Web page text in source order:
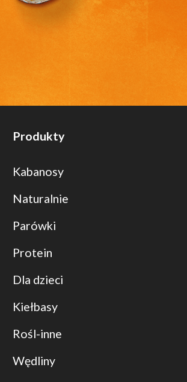
Produkty
Kabanosy
Naturalnie
Parówki
Protein
Dla dzieci
Kiełbasy
Rośl-inne
Wędliny